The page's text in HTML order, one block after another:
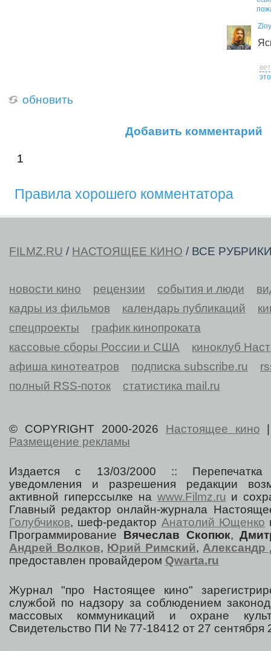
Zloy
обновить
Добавить комментарий
1
Правила хорошего комментатора
FILMZ.RU / НАСТОЯЩЕЕ КИНО / ВСЕ
новости кино рецензии события и люди
кадры из фильмов
календарь публикаций
спецпроекты
график кинопроката
кассовые сборы России и США
киноклуб
афиша кинотеатров
подписка subscribe.ru
полный RSS-поток
статистика mail.ru
© COPYRIGHT 2000-2026 Настоящее кино
Размещение рекламы
Издается с 13/03/2000 :: Перепечатка
уведомления и разрешения редакции
активной гиперссылке на www.Filmz.ru и
Главный редактор онлайн-журнала
Голубчиков, шеф-редактор Анатолий Ющенко
Программирование Вячеслав Скопюк,
Андрей Волков, Юрий Римский, Александр
предоставлен провайдером Qwarta.ru
Журнал "про Настоящее кино"
службой по надзору за соблюдением
массовых коммуникаций и охране
Свидетельство ПИ № 77-18412 от 27 сентября